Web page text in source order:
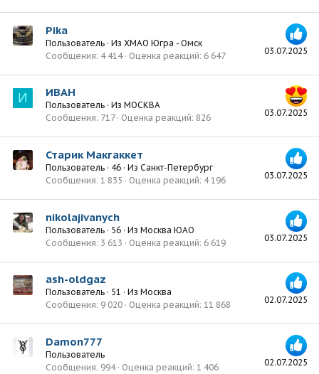
03.07.2025
Pika
Пользователь · Из ХМАО Югра - Омск
Сообщения 4 414 Оценка реакций 6 647
И
03.07.2025
ИВАН
Пользователь · Из МОСКВА
Сообщения 717 Оценка реакций 826
03.07.2025
Старик Макгаккет
Пользователь · 46 · Из Санкт-Петербург
Сообщения 1 835 Оценка реакций 4 196
03.07.2025
nikolajivanych
Пользователь · 56 · Из Москва ЮАО
Сообщения 3 613 Оценка реакций 6 619
02.07.2025
ash-oldgaz
Пользователь · 51 · Из Москва
Сообщения 9 020 Оценка реакций 11 868
02.07.2025
Damon777
Пользователь
Сообщения 994 Оценка реакций 1 406